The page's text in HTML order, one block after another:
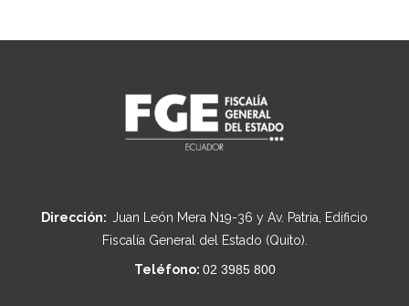
Dirección: Juan León Mera N19-36 y Av. Patria, Edificio
Fiscalía General del Estado (Quito).
Teléfono: 02 3985 800